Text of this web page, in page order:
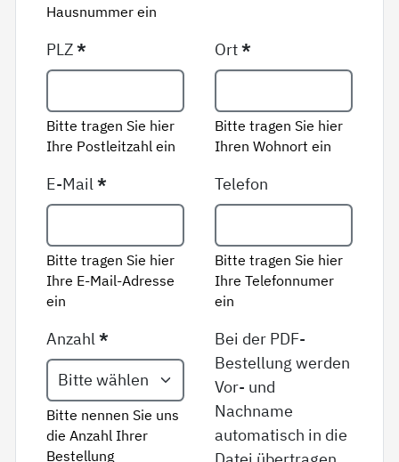
Hausnummer ein
PLZ*
Bitte tragen Sie hier
Ihre Postleitzahl ein
Ort*
Bitte tragen Sie hier
Ihren Wohnort ein
E-Mail*
Bitte tragen Sie hier
Ihre E-Mail-Adresse
ein
Telefon
Bitte tragen Sie hier
Ihre Telefonnumer
ein
Anzahl*
Bitte nennen Sie uns
die Anzahl Ihrer
Bestellung
Bei der PDF-
Bestellung werden
Vor- und
Nachname
automatisch in die